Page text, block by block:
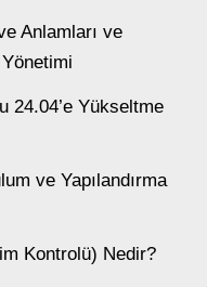
Anlamları ve
24.04’e Yükseltme
ve Yapılandırma
Kontrolü) Nedir?